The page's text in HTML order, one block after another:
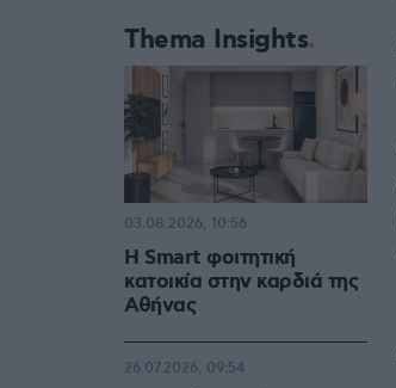
Thema Insights
Η Smart φοιτητική
κατοικία στην καρδιά της
Αθήνας
03.08.2026, 10:56
26.07.2026, 09:54